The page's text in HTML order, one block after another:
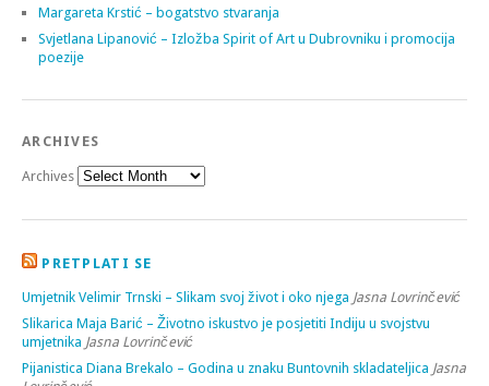
Margareta Krstić – bogatstvo stvaranja
Svjetlana Lipanović – Izložba Spirit of Art u Dubrovniku i promocija
poezije
ARCHIVES
Archives
PRETPLATI SE
Umjetnik Velimir Trnski – Slikam svoj život i oko njega Jasna Lovrinčević
Slikarica Maja Barić – Životno iskustvo je posjetiti Indiju u svojstvu
umjetnika Jasna Lovrinčević
Pijanistica Diana Brekalo – Godina u znaku Buntovnih skladateljica Jasna